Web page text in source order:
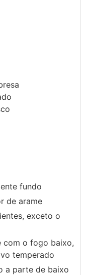
fundo
de arame
exceto o
com o fogo baixo,
temperado
a parte de baixo